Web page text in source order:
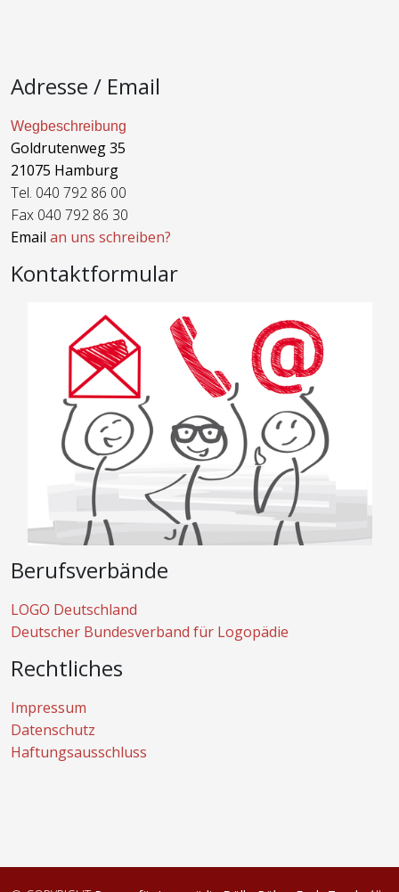
Adresse / Email
Wegbeschreibung
Goldrutenweg 35
21075 Hamburg
Tel. 040 792 86 00
Fax 040 792 86 30
Email an uns schreiben?
Kontaktformular
Berufsverbände
LOGO Deutschland
Deutscher Bundesverband für Logopädie
Rechtliches
Impressum
Datenschutz
Haftungsausschluss